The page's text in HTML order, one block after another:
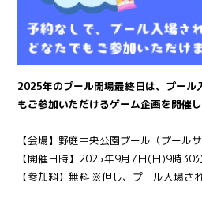
2025年のプール開場最終日は、プール
もご参加いただけるゲーム企画を開催し
【会場】野庭中央公園プール（プール
【開催日時】2025年9月7日(日)9時30
【参加料】無料 ※但し、プール入場さ